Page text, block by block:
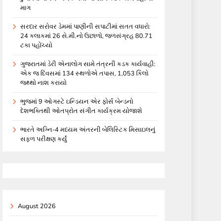
માગ
સરદાર સરોવર ડેમમાં પાણીની સપાટીમાં સતત વધારો:
24 કલાકમાં 26 સે.મી.નો ઉછાળો, જળસંગ્રહ 80.71
ટકા પહોંચ્યો
ગુજરાતમાં ડેરી એનાલોગ સામે તંત્રની કડક કાર્યવાહી:
એક જ દિવસમાં 134 સ્થળોએ તપાસ, 1,053 કિલો
જથ્થો નાશ કરાયો
ભુજમાં 9 ઓગસ્ટે ઇન્ડિયન એર ફોર્સ બેન્ડનો
દેશભક્તિથી ઓતપ્રોત સંગીત કાર્યક્રમ યોજાશે
ભારતે અગ્નિ-4 મધ્યમ અંતરની બેલિસ્ટિક મિસાઇલનું
સફળ પરીક્ષણ કર્યું
August 2026